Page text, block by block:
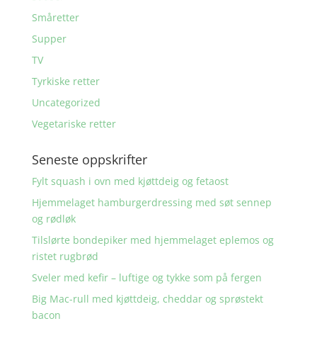
Småretter
Supper
TV
Tyrkiske retter
Uncategorized
Vegetariske retter
Seneste oppskrifter
Fylt squash i ovn med kjøttdeig og fetaost
Hjemmelaget hamburgerdressing med søt sennep
og rødløk
Tilslørte bondepiker med hjemmelaget eplemos og
ristet rugbrød
Sveler med kefir – luftige og tykke som på fergen
Big Mac-rull med kjøttdeig, cheddar og sprøstekt
bacon